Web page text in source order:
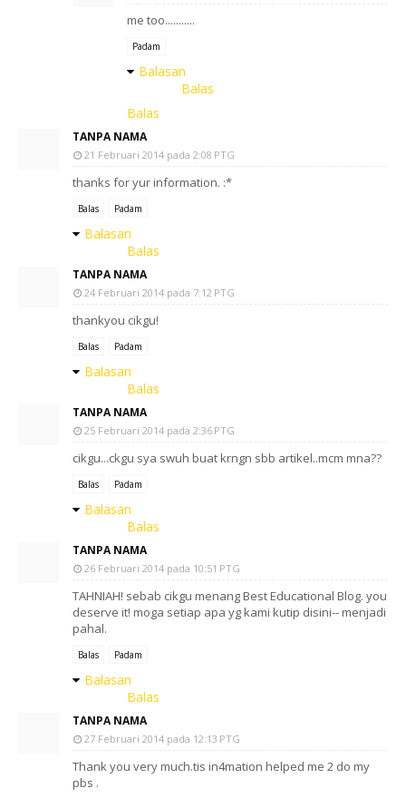
me too...........
Padam
Balasan
Balas
Balas
TANPA NAMA
21 Februari 2014 pada 2:08 PTG
thanks for yur information. :*
Balas Padam
Balasan
Balas
TANPA NAMA
24 Februari 2014 pada 7:12 PTG
thankyou cikgu!
Balas Padam
Balasan
Balas
TANPA NAMA
25 Februari 2014 pada 2:36 PTG
cikgu...ckgu sya swuh buat krngn sbb artikel..mcm mna??
Balas Padam
Balasan
Balas
TANPA NAMA
26 Februari 2014 pada 10:51 PTG
TAHNIAH! sebab cikgu menang Best Educational Blog. you
deserve it! moga setiap apa yg kami kutip disini-- menjadi
pahal.
Balas Padam
Balasan
Balas
TANPA NAMA
27 Februari 2014 pada 12:13 PTG
Thank you very much.tis in4mation helped me 2 do my
pbs .